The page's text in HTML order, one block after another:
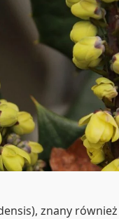
znany również